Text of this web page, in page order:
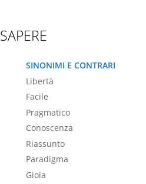
SAPERE
SINONIMI E CONTRARI
Libertà
Facile
Pragmatico
Conoscenza
Riassunto
Paradigma
Gioia